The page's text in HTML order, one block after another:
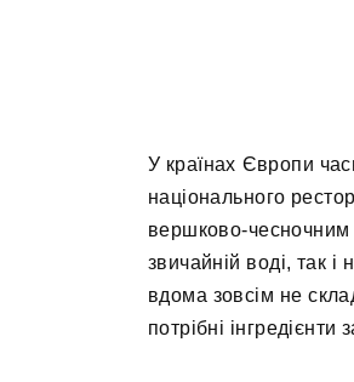
У країнах Європи
національного
вершково-чесночним
звичайній воді, так
вдома зовсім не
потрібні інгредієнти